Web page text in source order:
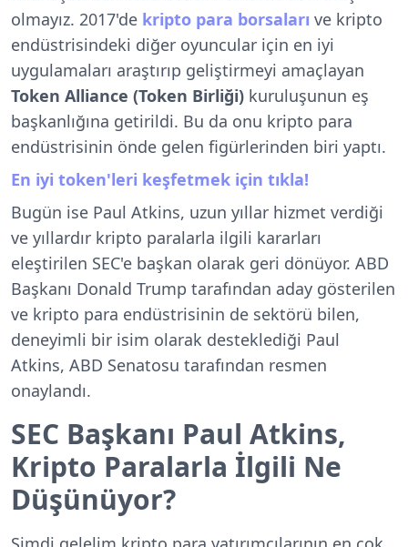
olmayız. 2017'de kripto para borsaları ve kripto
endüstrisindeki diğer oyuncular için en iyi
uygulamaları araştırıp geliştirmeyi amaçlayan
Token Alliance (Token Birliği) kuruluşunun eş
başkanlığına getirildi. Bu da onu kripto para
endüstrisinin önde gelen figürlerinden biri yaptı.
En iyi token'leri keşfetmek için tıkla!
Bugün ise Paul Atkins, uzun yıllar hizmet verdiği
ve yıllardır kripto paralarla ilgili kararları
eleştirilen SEC'e başkan olarak geri dönüyor. ABD
Başkanı Donald Trump tarafından aday gösterilen
ve kripto para endüstrisinin de sektörü bilen,
deneyimli bir isim olarak desteklediği Paul
Atkins, ABD Senatosu tarafından resmen
onaylandı.
SEC Başkanı Paul Atkins,
Kripto Paralarla İlgili Ne
Düşünüyor?